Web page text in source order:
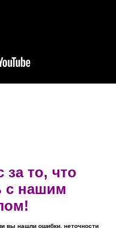
за то, что
с нашим
вы нашли ошибки, неточности